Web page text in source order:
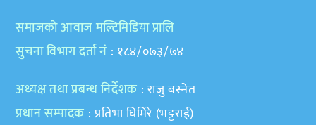
समाजकाे आवाज मल्टिमिडिया प्रालि
सुचना विभाग दर्ता नं : १८४/०७३/७४
अध्यक्ष तथा प्रबन्ध निर्देशक : राजु बस्नेत
प्रधान सम्पादक : प्रतिभा घिमिरे (भट्टराई)